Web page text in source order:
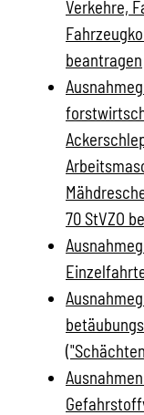
Verkehre,
beantragen
70 StVZO